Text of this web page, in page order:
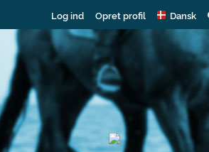
Log ind Opret profil Dansk